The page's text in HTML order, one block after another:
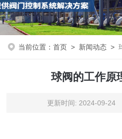
当前位置：首页 > 新闻动态 >
球阀的工作原
更新时间: 2024-09-